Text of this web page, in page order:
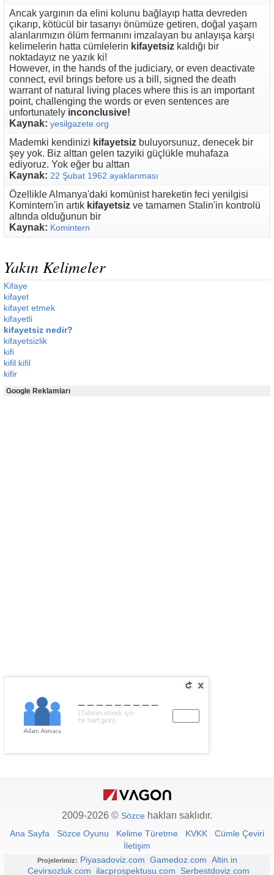
Ancak yargının da elini kolunu bağlayıp hatta devreden
çıkarıp, kötücül bir tasarıyı önümüze getiren, doğal yaşam
alanlarımızın ölüm fermanını imzalayan bu anlayışa karşı
kelimelerin hatta cümlelerin kifayetsiz kaldığı bir
noktadayız ne yazık ki!
However, in the hands of the judiciary, or even deactivate
connect, evil brings before us a bill, signed the death
warrant of natural living places where this is an important
point, challenging the words or even sentences are
unfortunately inconclusive!
Kaynak: yesilgazete.org
Mademki kendinizi kifayetsiz buluyorsunuz, denecek bir
şey yok. Biz alttan gelen tazyiki güçlükle muhafaza
ediyoruz. Yok eğer bu alttan
Kaynak: 22 Şubat 1962 ayaklanması
Özellikle Almanya'daki komünist hareketin feci yenilgisi
Komintern'in artık kifayetsiz ve tamamen Stalin'in kontrolü
altında olduğunun bir
Kaynak: Komintern
Yakın Kelimeler
Kifaye
kifayet
kifayet etmek
kifayetli
kifayetsiz nedir?
kifayetsizlik
kifi
kifil kifil
kifir
Google Reklamları
(Tahmin etmek için
bir harf girin)
2009-2026 © Sözce hakları saklıdır.
Ana Sayfa Sözce Oyunu Kelime Türetme KVKK
Cümle Çeviri
İletişim
Projelerimiz: Piyasadoviz.com Gamedoz.com Altin.in
Cevirsozluk.com
ilacprospektusu.com Serbestdoviz.com